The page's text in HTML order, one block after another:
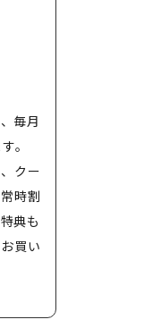
毎月
。
クー
時割
典も
買い